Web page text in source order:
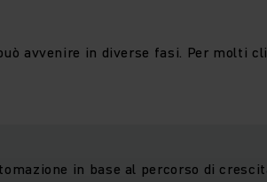
avvenire in diverse fasi. Per molti
in base al percorso di